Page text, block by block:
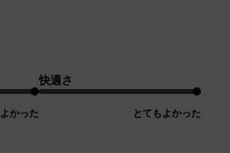
かった
快適さ
とてもよかった